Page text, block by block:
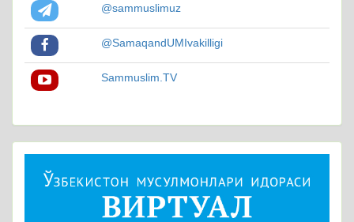
@sammuslimuz
@SamaqandUMIvakilligi
Sammuslim.TV